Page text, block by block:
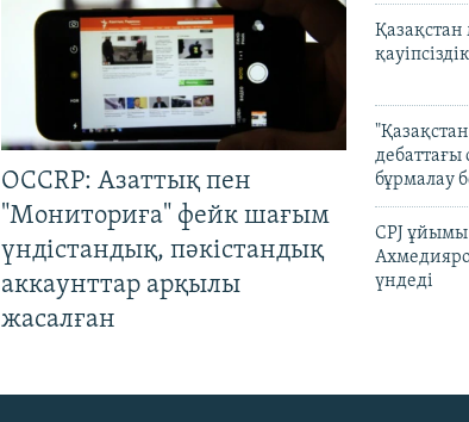
OCCRP: Азаттық пен
"Мониториға" фейк шағым
үндістандық, пәкістандық
аккаунттар арқылы
жасалған
бұрмалау
CPJ ұйымы
үндеді